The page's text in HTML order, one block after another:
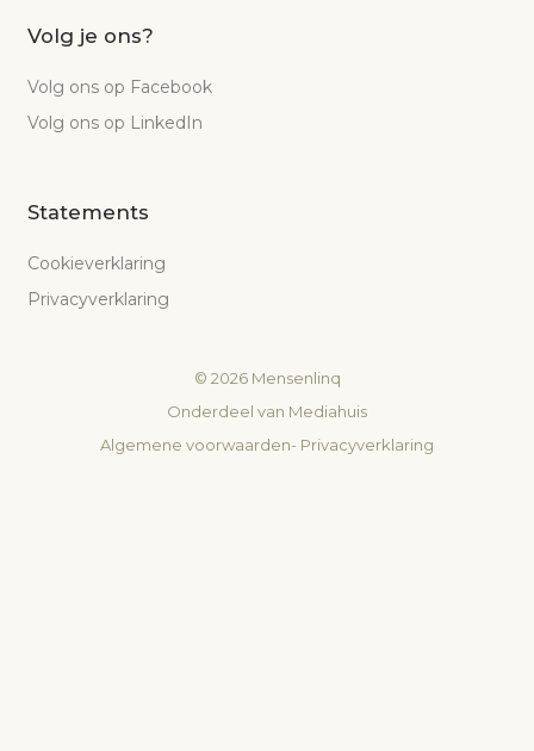
Volg je ons?
Volg ons op Facebook
Volg ons op LinkedIn
Statements
Cookieverklaring
Privacyverklaring
© 2026Mensenlinq
Onderdeel van Mediahuis
Algemene voorwaarden- Privacyverklaring